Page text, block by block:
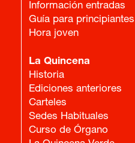
Información entradas
Guía para principiantes
Hora joven
La Quincena
Historia
Ediciones anteriores
Carteles
Sedes Habituales
Curso de Órgano